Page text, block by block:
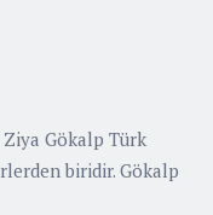
Gökalp Türk
biridir. Gökalp